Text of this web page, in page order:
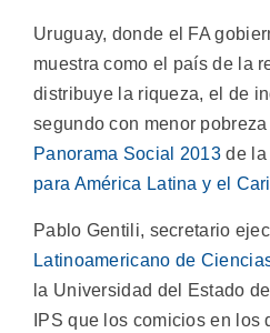
Uruguay, donde el FA
muestra como el país de la
distribuye la riqueza, el de
segundo con menor
Panorama Social 2013 de
para América Latina y el
Pablo Gentili, secretario
Latinoamericano de
la Universidad del Estado
IPS que los comicios en los